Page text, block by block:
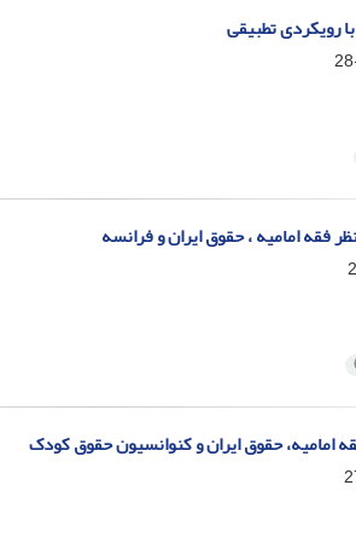
رویکردی تطبیقی
فقه امامیه ، حقوق ایران و فرانسه
امامیه، حقوق ایران و کنوانسیون حقوق کودک